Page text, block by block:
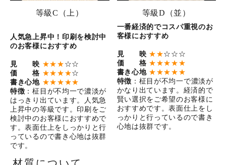
等級C（上）
人気急上昇中！印刷を検討中
のお客様におすすめ
見 映 ★★★ ☆☆
価 格 ★★★★☆
書き心地 ★★★★★
特徴 ：柾目が不均一で濃淡が
はっきり出ています。人気急
上昇中の等級です。印刷をご
検討中のお客様におすすめで
す。表面仕上をしっかりと行
っているので書き心地は抜群
です。
等級D（並）
一番経済的でコスパ重視のお
客様におすすめ
見 映 ★★☆☆☆
価 格 ★★★★★
書き心地 ★★★★★
特徴 ：柾目が不均一で濃淡が
かなり出ています。経済的で
賢い選択をご希望のお客様に
おすすめです。表面仕上をし
っかりと行っているので書き
心地は抜群です。